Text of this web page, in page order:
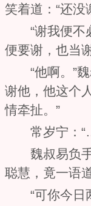
笑着道：“还没
“谢我便不
便要谢，也当
“他啊。”
谢他，他这个
情牵扯。”
常岁宁：
魏叔易负
聪慧，竟一语
“可你今日